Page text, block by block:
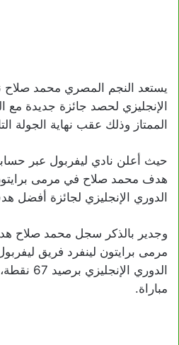
يستعد النجم المصري محمد صلاح
الإنجليزي لحصد جائزة جديدة مع
الممتاز وذلك عقب نهاية الجولة
حيث أعلن نادي ليفربول عبر
هدف محمد صلاح في مرمى
الدوري الإنجليزي لجائزة
وجدير بالذكر سجل محمد صلاح
مرمى برايتون لينفرد فريق
مباراة.